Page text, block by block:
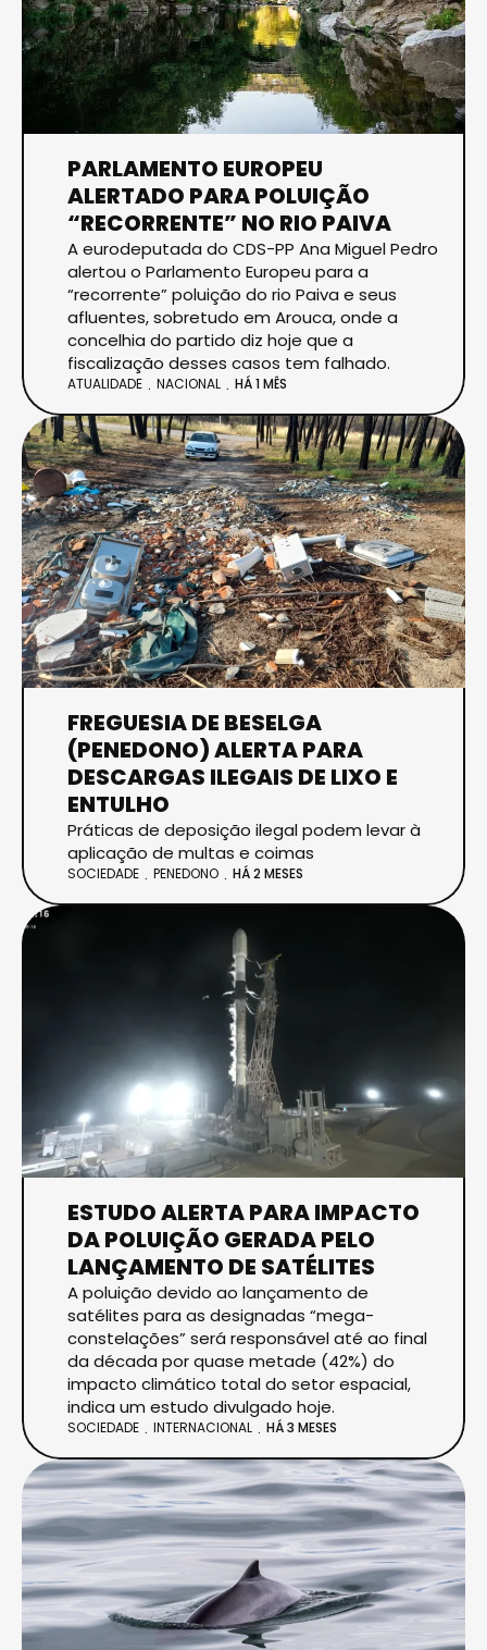
PARLAMENTO EUROPEU
ALERTADO PARA POLUIÇÃO
“RECORRENTE” NO RIO PAIVA
A eurodeputada do CDS-PP Ana Miguel Pedro
alertou o Parlamento Europeu para a
“recorrente” poluição do rio Paiva e seus
afluentes, sobretudo em Arouca, onde a
concelhia do partido diz hoje que a
fiscalização desses casos tem falhado.
ATUALIDADE NACIONAL HÁ 1 MÊS
FREGUESIA DE BESELGA
(PENEDONO) ALERTA PARA
DESCARGAS ILEGAIS DE LIXO E
ENTULHO
Práticas de deposição ilegal podem levar à
aplicação de multas e coimas
SOCIEDADE PENEDONO HÁ 2 MESES
ESTUDO ALERTA PARA IMPACTO
DA POLUIÇÃO GERADA PELO
LANÇAMENTO DE SATÉLITES
A poluição devido ao lançamento de
satélites para as designadas “mega-
constelações” será responsável até ao final
da década por quase metade (42%) do
impacto climático total do setor espacial,
indica um estudo divulgado hoje.
SOCIEDADE INTERNACIONAL HÁ 3 MESES